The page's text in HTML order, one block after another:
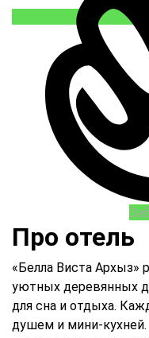
Про отель
«Белла Виста Архыз»
уютных деревянных
для сна и отдыха.
душем и мини-кухней.